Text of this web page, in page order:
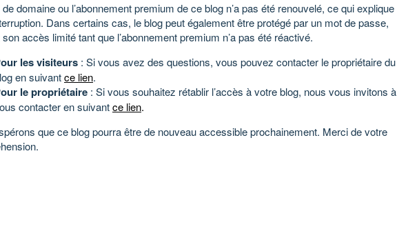
domaine ou l’abonnement premium de ce blog n’a pas été renouvelé, ce qui explique
Dans certains cas, le blog peut également être protégé par un mot de passe,
accès limité tant que l’abonnement premium n’a pas été réactivé.
les visiteurs : Si vous avez des questions, vous pouvez contacter le propriétaire du
en suivantce lien.
le propriétaire : Si vous souhaitez rétablir l’accès à votre blog, nous vous invitons à
contacter en suivantce lien.
que ce blog pourra être de nouveau accessible prochainement. Merci de votre